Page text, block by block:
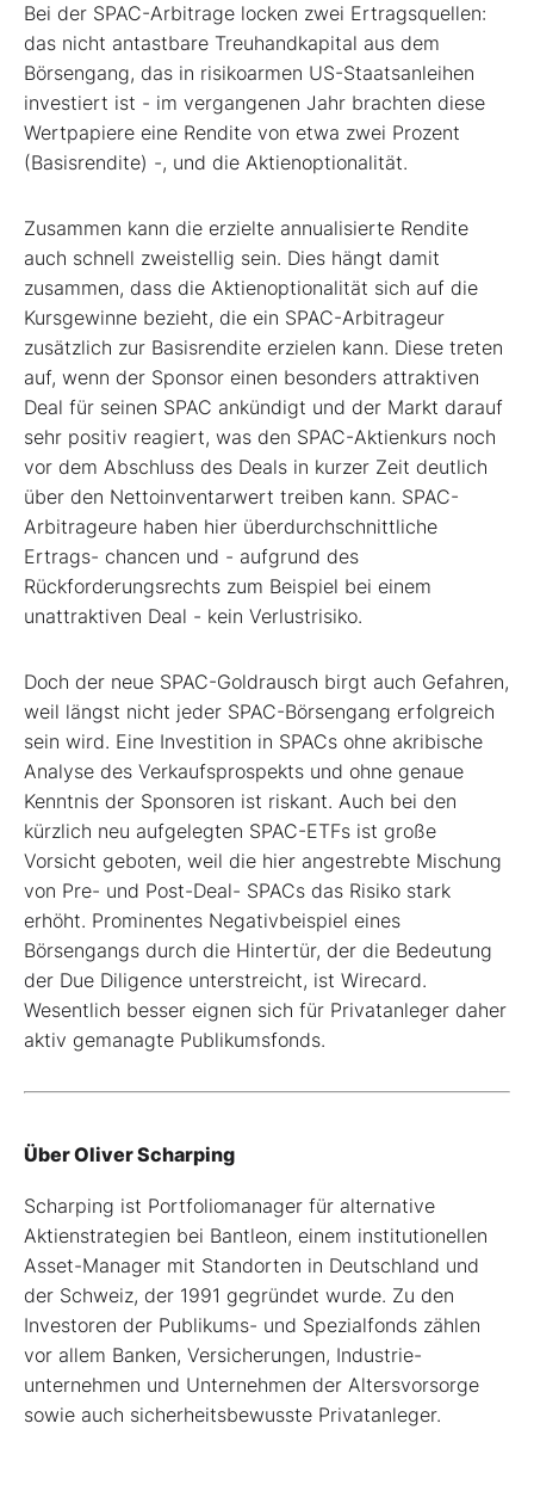
Bei der SPAC-Arbitrage locken zwei Ertragsquellen:
das nicht antastbare Treuhandkapital aus dem
Börsengang, das in risikoarmen US-Staatsanleihen
investiert ist - im vergangenen Jahr brachten diese
Wertpapiere eine Rendite von etwa zwei Prozent
(Basisrendite) -, und die Aktienoptionalität.
Zusammen kann die erzielte annualisierte Rendite
auch schnell zweistellig sein. Dies hängt damit
zusammen, dass die Aktienoptionalität sich auf die
Kursgewinne bezieht, die ein SPAC-Arbitrageur
zusätzlich zur Basisrendite erzielen kann. Diese treten
auf, wenn der Sponsor einen besonders attraktiven
Deal für seinen SPAC ankündigt und der Markt darauf
sehr positiv reagiert, was den SPAC-Aktienkurs noch
vor dem Abschluss des Deals in kurzer Zeit deutlich
über den Nettoinventarwert treiben kann. SPAC-
Arbitrageure haben hier überdurchschnittliche
Ertrags- chancen und - aufgrund des
Rückforderungsrechts zum Beispiel bei einem
unattraktiven Deal - kein Verlustrisiko.
Doch der neue SPAC-Goldrausch birgt auch Gefahren,
weil längst nicht jeder SPAC-Börsengang erfolgreich
sein wird. Eine Investition in SPACs ohne akribische
Analyse des Verkaufsprospekts und ohne genaue
Kenntnis der Sponsoren ist riskant. Auch bei den
kürzlich neu aufgelegten SPAC-ETFs ist große
Vorsicht geboten, weil die hier angestrebte Mischung
von Pre- und Post-Deal- SPACs das Risiko stark
erhöht. Prominentes Negativbeispiel eines
Börsengangs durch die Hintertür, der die Bedeutung
der Due Diligence unterstreicht, ist Wirecard.
Wesentlich besser eignen sich für Privatanleger daher
aktiv gemanagte Publikumsfonds.
Über Oliver Scharping
Scharping ist Portfoliomanager für alternative
Aktienstrategien bei Bantleon, einem institutionellen
Asset-Manager mit Standorten in Deutschland und
der Schweiz, der 1991 gegründet wurde. Zu den
Investoren der Publikums- und Spezialfonds zählen
vor allem Banken, Versicherungen, Industrie-
unternehmen und Unternehmen der Altersvorsorge
sowie auch sicherheitsbewusste Privatanleger.